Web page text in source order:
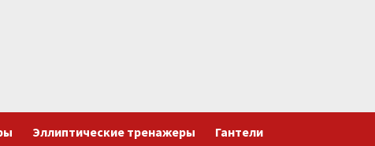
Эллиптические тренажеры Гантели